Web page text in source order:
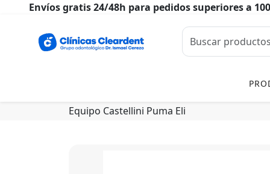
Envíos gratis 24/48h para pedidos superiores a
Equipo Castellini Puma Eli